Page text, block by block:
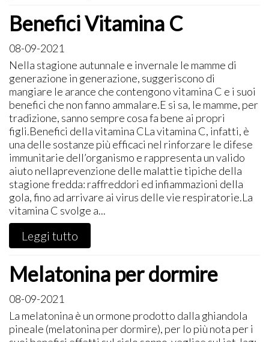
Benefici Vitamina C
08-09-2021
​Nella stagione autunnale e invernale le mamme di
generazione in generazione, suggeriscono di
mangiare le arance che contengono vitamina C e i suoi
benefici che non fanno ammalare.E si sa, le mamme, per
tradizione, sanno sempre cosa fa bene ai propri
figli.Benefici della vitamina CLa vitamina C, infatti, è
una delle sostanze più efficaci nel rinforzare le difese
immunitarie dell’organismo e rappresenta un valido
aiuto nellaprevenzione delle malattie tipiche della
stagione fredda: raffreddori ed infiammazioni della
gola, fino ad arrivare ai virus delle vie respiratorie.La
vitamina C svolge a...
Leggi tutto
Melatonina per dormire
08-09-2021
​La melatonina è un ormone prodotto dalla ghiandola
pineale (melatonina per dormire), per lo più nota per i